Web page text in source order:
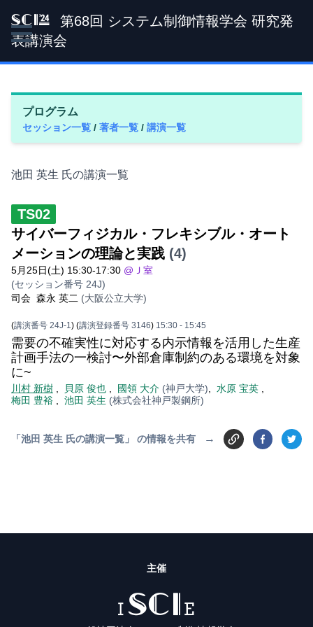
SCI '24
第68回 システム制御情報学会 研究発
表講演会
プログラム
セッション一覧 / 著者一覧 / 講演一覧
池田 英生 氏の講演一覧
TS02
サイバーフィジカル・フレキシブル・オート
メーションの理論と実践 (4)
5月25日(土) 15:30-17:30 @Ｊ室
(セッション番号 24J)
司会 森永 英二 (大阪公立大学)
(講演番号 24J-1) (講演登録番号 3146) 15:30 - 15:45
需要の不確実性に対応する内示情報を活用した生産
計画手法の一検討〜外部倉庫制約のある環境を対象
に~
川村 新樹 貝原 俊也 國領 大介 (神戸大学) 水原 宝英
梅田 豊裕
池田 英生 (株式会社神戸製鋼所)
「池田 英生 氏の講演一覧」 の情報を共有 →
主催
ISCIE